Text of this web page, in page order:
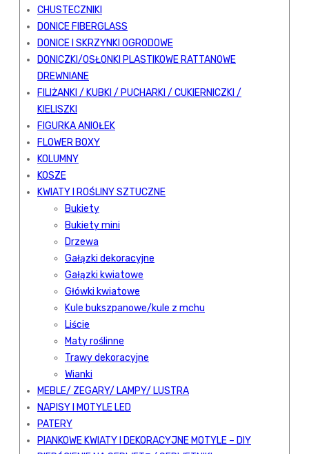
CHUSTECZNIKI
DONICE FIBERGLASS
DONICE I SKRZYNKI OGRODOWE
DONICZKI/OSŁONKI PLASTIKOWE RATTANOWE
DREWNIANE
FILIŻANKI / KUBKI / PUCHARKI / CUKIERNICZKI /
KIELISZKI
FIGURKA ANIOŁEK
FLOWER BOXY
KOLUMNY
KOSZE
KWIATY I ROŚLINY SZTUCZNE
Bukiety
Bukiety mini
Drzewa
Gałązki dekoracyjne
Gałązki kwiatowe
Główki kwiatowe
Kule bukszpanowe/kule z mchu
Liście
Maty roślinne
Trawy dekoracyjne
Wianki
MEBLE/ ZEGARY/ LAMPY/ LUSTRA
NAPISY I MOTYLE LED
PATERY
PIANKOWE KWIATY I DEKORACYJNE MOTYLE – DIY